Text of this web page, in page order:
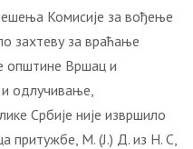
Комисије за вођење
захтеву за враћање
општине Вршац и
одлучивање,
Србије није извршило
притужбе, М. (Ј.) Д. из Н. С,